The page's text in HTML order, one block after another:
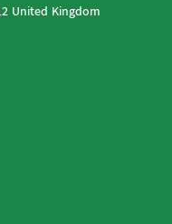
United Kingdom